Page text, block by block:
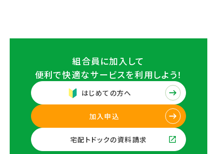
組合員に加入して
便利で快適なサービスを利用しよう！
はじめての方へ
加入申込
宅配トドックの資料請求